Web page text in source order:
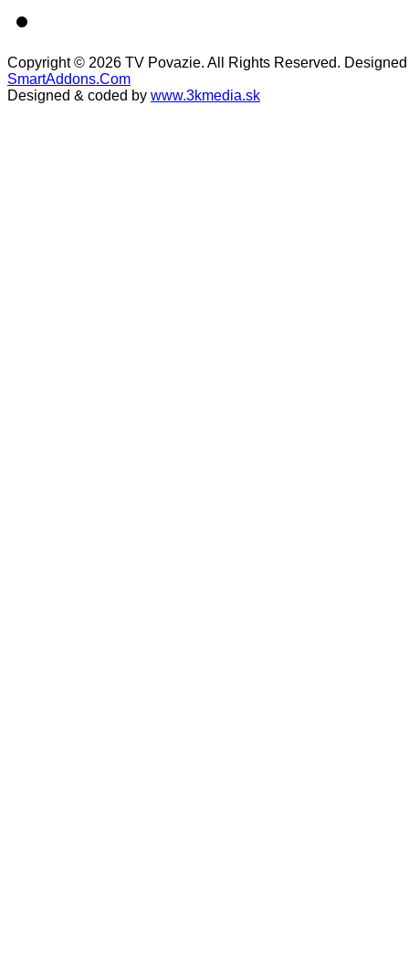
Copyright © 2026 TV Povazie. All Rights Reserved.
SmartAddons.Com
Designed & coded by www.3kmedia.sk